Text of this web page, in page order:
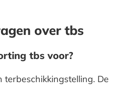
over tbs
tbs voor?
De